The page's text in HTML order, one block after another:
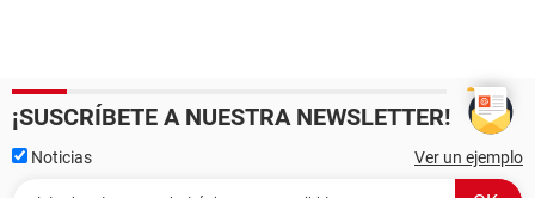
¡SUSCRÍBETE A NUESTRA NEWSLETTER!
Noticias Ver un ejemplo